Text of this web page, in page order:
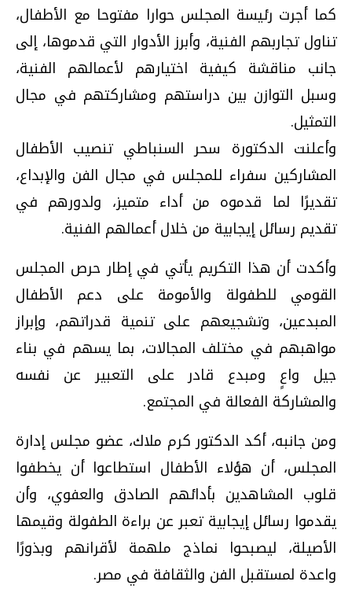
كما أجرت رئيسة المجلس حوارا مفتوحا مع الأطفال،
تناول تجاربهم الفنية، وأبرز الأدوار التي قدموها، إلى
جانب مناقشة كيفية اختيارهم لأعمالهم الفنية،
وسبل التوازن بين دراستهم ومشاركتهم في مجال
التمثيل.
وأعلنت الدكتورة سحر السنباطي تنصيب الأطفال
المشاركين سفراء للمجلس في مجال الفن والإبداع،
تقديرًا لما قدموه من أداء متميز، ولدورهم في
تقديم رسائل إيجابية من خلال أعمالهم الفنية.
وأكدت أن هذا التكريم يأتي في إطار حرص المجلس
القومي للطفولة والأمومة على دعم الأطفال
المبدعين، وتشجيعهم على تنمية قدراتهم، وإبراز
مواهبهم في مختلف المجالات، بما يسهم في بناء
جيل واعٍ ومبدع قادر على التعبير عن نفسه
والمشاركة الفعالة في المجتمع.
ومن جانبه، أكد الدكتور كرم ملاك، عضو مجلس إدارة
المجلس، أن هؤلاء الأطفال استطاعوا أن يخطفوا
قلوب المشاهدين بأدائهم الصادق والعفوي، وأن
يقدموا رسائل إيجابية تعبر عن براءة الطفولة وقيمها
الأصيلة، ليصبحوا نماذج ملهمة لأقرانهم وبذورًا
واعدة لمستقبل الفن والثقافة في مصر.